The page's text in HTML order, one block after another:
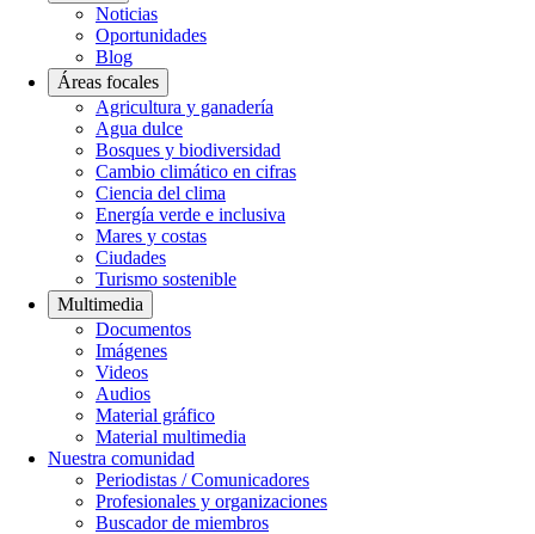
Noticias
Oportunidades
Blog
Áreas focales
Agricultura y ganadería
Agua dulce
Bosques y biodiversidad
Cambio climático en cifras
Ciencia del clima
Energía verde e inclusiva
Mares y costas
Ciudades
Turismo sostenible
Multimedia
Documentos
Imágenes
Videos
Audios
Material gráfico
Material multimedia
Nuestra comunidad
Periodistas / Comunicadores
Profesionales y organizaciones
Buscador de miembros